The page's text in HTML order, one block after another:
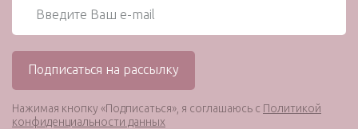
Нажимая кнопку «Подписаться», я соглашаюсь с Политикой
конфиденциальности данных